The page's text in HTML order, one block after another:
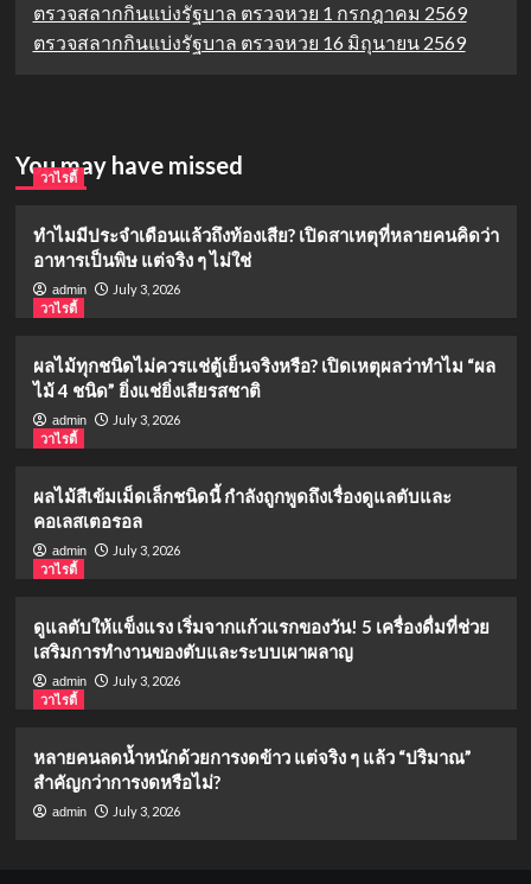
ตรวจสลากกินแบ่งรัฐบาล ตรวจหวย 1 กรกฎาคม 2569
ตรวจสลากกินแบ่งรัฐบาล ตรวจหวย 16 มิถุนายน 2569
You may have missed
วาไรตี้
ทำไมมีประจำเดือนแล้วถึงท้องเสีย? เปิดสาเหตุที่หลายคนคิดว่า
อาหารเป็นพิษ แต่จริง ๆ ไม่ใช่
admin
July 3, 2026
วาไรตี้
ผลไม้ทุกชนิดไม่ควรแช่ตู้เย็นจริงหรือ? เปิดเหตุผลว่าทำไม “ผล
ไม้ 4 ชนิด” ยิ่งแช่ยิ่งเสียรสชาติ
admin
July 3, 2026
วาไรตี้
ผลไม้สีเข้มเม็ดเล็กชนิดนี้ กำลังถูกพูดถึงเรื่องดูแลตับและ
คอเลสเตอรอล
admin
July 3, 2026
วาไรตี้
ดูแลตับให้แข็งแรง เริ่มจากแก้วแรกของวัน! 5 เครื่องดื่มที่ช่วย
เสริมการทำงานของตับและระบบเผาผลาญ
admin
July 3, 2026
วาไรตี้
หลายคนลดน้ำหนักด้วยการงดข้าว แต่จริง ๆ แล้ว “ปริมาณ”
สำคัญกว่าการงดหรือไม่?
admin July 3, 2026